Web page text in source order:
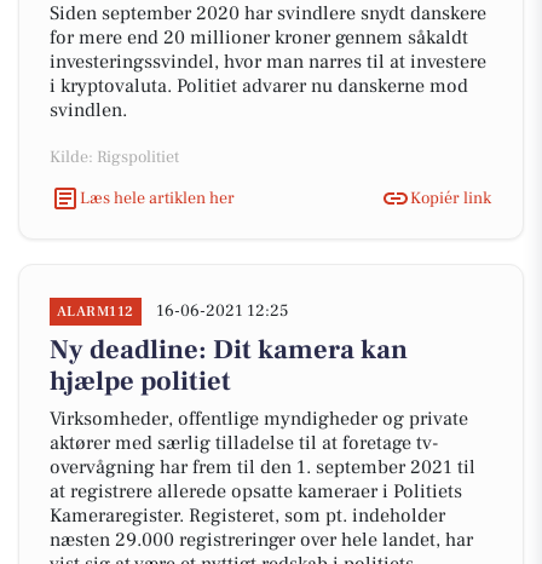
Siden september 2020 har svindlere snydt danskere
for mere end 20 millioner kroner gennem såkaldt
investeringssvindel, hvor man narres til at investere
i kryptovaluta. Politiet advarer nu danskerne mod
svindlen.
Kilde: Rigspolitiet
Læs hele artiklen her
Kopiér link
ALARM112 16-06-2021 12:25
Ny deadline: Dit kamera kan
hjælpe politiet
Virksomheder, offentlige myndigheder og private
aktører med særlig tilladelse til at foretage tv-
overvågning har frem til den 1. september 2021 til
at registrere allerede opsatte kameraer i Politiets
Kameraregister. Registeret, som pt. indeholder
næsten 29.000 registreringer over hele landet, har